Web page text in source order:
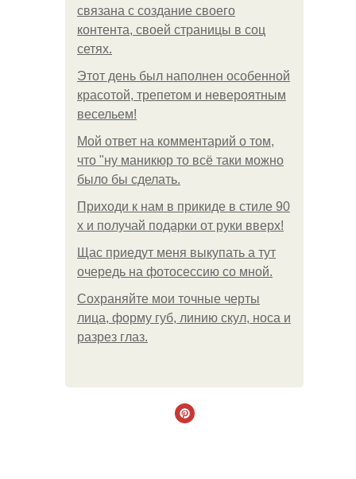
связана с создание своего
контента, своей страницы в соц
сетях.
Этот день был наполнен особенной
красотой, трепетом и невероятным
весельем!
Мой ответ на комментарий о том,
что "ну маникюр то всё таки можно
было бы сделать.
Приходи к нам в прикиде в стиле 90
х и получай подарки от руки вверх!
Щас приедут меня выкупать а тут
очередь на фотосессию со мной.
Сохраняйте мои точные черты
лица, форму губ, линию скул, носа и
разрез глаз.